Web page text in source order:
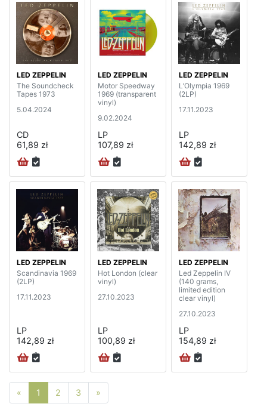
LED ZEPPELIN
The Soundcheck
Tapes 1973
5.04.2024
CD
61,89 zł
LED ZEPPELIN
Motor Speedway
1969 (transparent
vinyl)
9.02.2024
LP
107,89 zł
LED ZEPPELIN
L’Olympia 1969
(2LP)
17.11.2023
LP
142,89 zł
LED ZEPPELIN
Scandinavia 1969
(2LP)
17.11.2023
LP
142,89 zł
LED ZEPPELIN
Hot London (clear
vinyl)
27.10.2023
LP
100,89 zł
LED ZEPPELIN
Led Zeppelin IV
(140 grams,
limited edition
clear vinyl)
27.10.2023
LP
154,89 zł
« Poprzednia strona
1 2 3 »